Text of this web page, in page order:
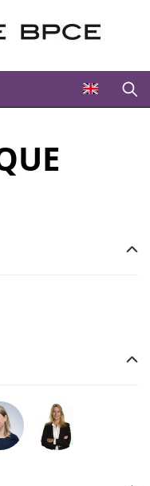
KERECKI
à Mélissa
votre question à Marine
Poser votre question